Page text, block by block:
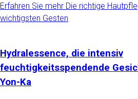
Erfahren Sie mehr Die richtige
wichtigsten Gesten
Hydralessence, die intensiv
feuchtigkeitsspendende
Yon-Ka